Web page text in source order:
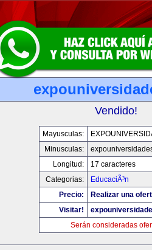
Vendido!
Mayusculas:
Minusculas:
Longitud:
17 caracteres
Categorias:
EducaciÃ³n
Precio:
Realizar una
Visitar!
Serán consideradas